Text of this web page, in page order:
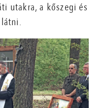
utakra, a kőszegi és